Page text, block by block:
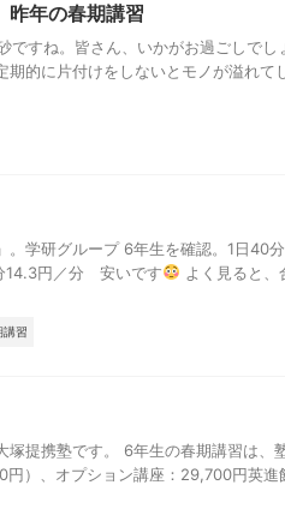
昨年の春期講習
ですね。皆さん、いかがお過ごしでし
期的に片付けをしないとモノが溢れて
。学研グループ 6年生を確認。1日40
14.3円／分 安いです
よく見ると、
講習
塚提携塾です。 6年生の春期講習は、
）、オプション講座：29,700円英進